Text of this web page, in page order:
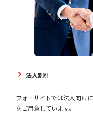
法人割引
フォーサイトでは法人向け
をご用意しています。